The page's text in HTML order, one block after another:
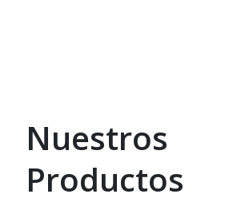
Nuestros
Productos